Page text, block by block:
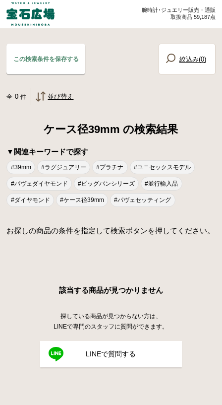
腕時計･ジュエリー販売・通販
取扱商品 59,187点
この検索条件を保存する 絞込み(0)
全 0 件 並び替え
ケース径39mm の検索結果
▼関連キーワードで探す
#39mm #ラグジュアリー #プラチナ #ユニセックスモデル
#パヴェダイヤモンド #ビッグバンシリーズ #並行輸入品
#ダイヤモンド #ケース径39mm #パヴェセッティング
お探しの商品の条件を指定して検索ボタンを押してください。
該当する商品が見つかりません
探している商品が見つからない方は、
LINEで専門のスタッフに質問ができます。
LINEで質問する